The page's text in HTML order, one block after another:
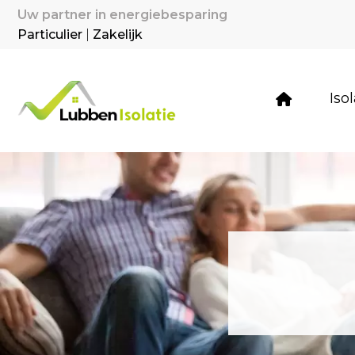
Uw partner in energiebesparing
Particulier
Zakelijk